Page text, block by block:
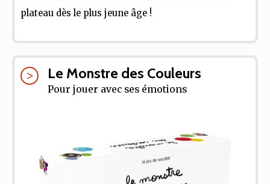
plateau dès le plus jeune âge !
Le Monstre des Couleurs
Pour jouer avec ses émotions